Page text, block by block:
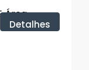
Área
Detalhes